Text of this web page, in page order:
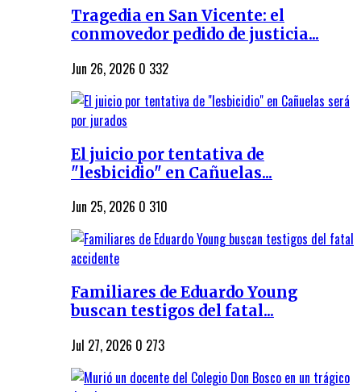
Tragedia en San Vicente: el
conmovedor pedido de justicia...
Jun 26, 2026 0 332
El juicio por tentativa de
"lesbicidio" en Cañuelas...
Jun 25, 2026 0 310
Familiares de Eduardo Young
buscan testigos del fatal...
Jul 27, 2026 0 273